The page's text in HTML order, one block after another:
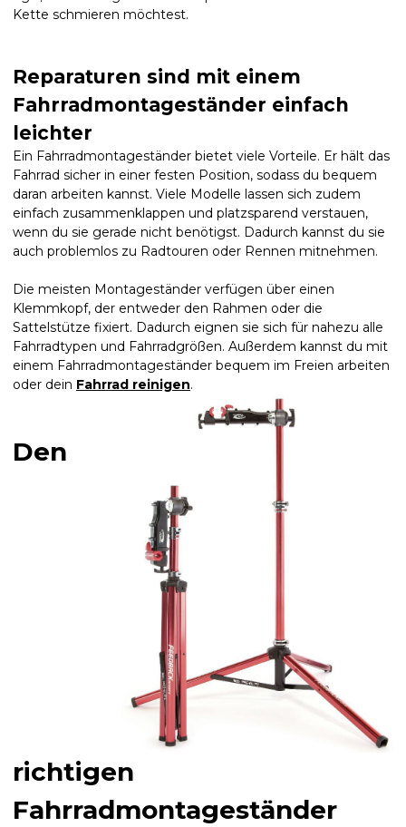
Kette schmieren möchtest.
Reparaturen sind mit einem
Fahrradmontageständer einfach
leichter
Ein Fahrradmontageständer bietet viele Vorteile. Er hält das
Fahrrad sicher in einer festen Position, sodass du bequem
daran arbeiten kannst. Viele Modelle lassen sich zudem
einfach zusammenklappen und platzsparend verstauen,
wenn du sie gerade nicht benötigst. Dadurch kannst du sie
auch problemlos zu Radtouren oder Rennen mitnehmen.
Die meisten Montageständer verfügen über einen
Klemmkopf, der entweder den Rahmen oder die
Sattelstütze fixiert. Dadurch eignen sie sich für nahezu alle
Fahrradtypen und Fahrradgrößen. Außerdem kannst du mit
einem Fahrradmontageständer bequem im Freien arbeiten
oder dein Fahrrad reinigen.
Den
richtigen
Fahrradmontageständer